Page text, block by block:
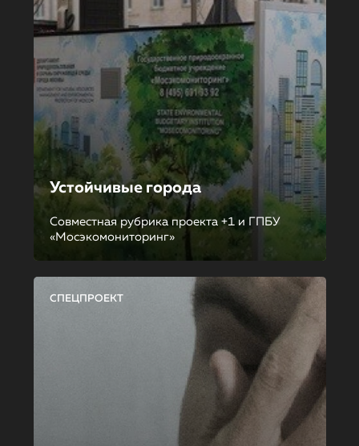
Устойчивые города
Совместная рубрика проекта +1 и ГПБУ
«Мосэкомониторинг»
СПЕЦПРОЕКТ